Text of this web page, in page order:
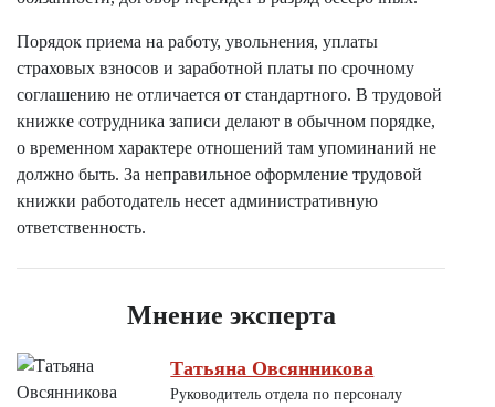
Порядок приема на работу, увольнения, уплаты
страховых взносов и заработной платы по срочному
соглашению не отличается от стандартного. В трудовой
книжке сотрудника записи делают в обычном порядке,
о временном характере отношений там упоминаний не
должно быть. За неправильное оформление трудовой
книжки работодатель несет административную
ответственность.
Мнение эксперта
Татьяна Овсянникова
Руководитель отдела по персоналу